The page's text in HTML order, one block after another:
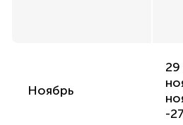
Ноябрь
29
-